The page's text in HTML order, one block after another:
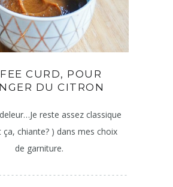
CURD, POUR
DU CITRON
reste assez classique
chiante? ) dans mes choix
de garniture.